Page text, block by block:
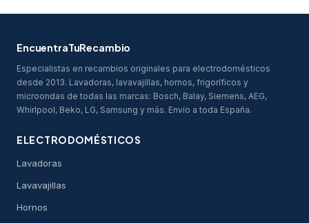
EncuentraTuRecambio
Especialistas en recambios originales para electrodomésticos
desde 2013. Lavadoras, lavavajillas, hornos, frigoríficos y
microondas de todas las marcas: Bosch, Balay, Siemens, AEG,
Whirlpool, Beko, LG, Samsung y más. Envío a toda España.
ELECTRODOMÉSTICOS
Lavadoras
Lavavajillas
Hornos